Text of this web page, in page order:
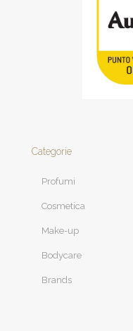
Categorie
Profumi
Cosmetica
Make-up
Bodycare
Brands